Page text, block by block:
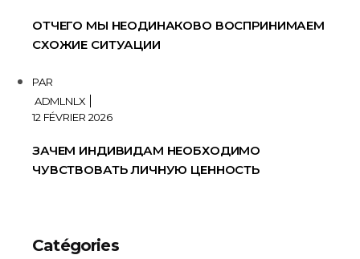
ОТЧЕГО МЫ НЕОДИНАКОВО ВОСПРИНИМАЕМ
СХОЖИЕ СИТУАЦИИ
PAR
ADMLNLX
12 FÉVRIER 2026
ЗАЧЕМ ИНДИВИДАМ НЕОБХОДИМО
ЧУВСТВОВАТЬ ЛИЧНУЮ ЦЕННОСТЬ
Catégories